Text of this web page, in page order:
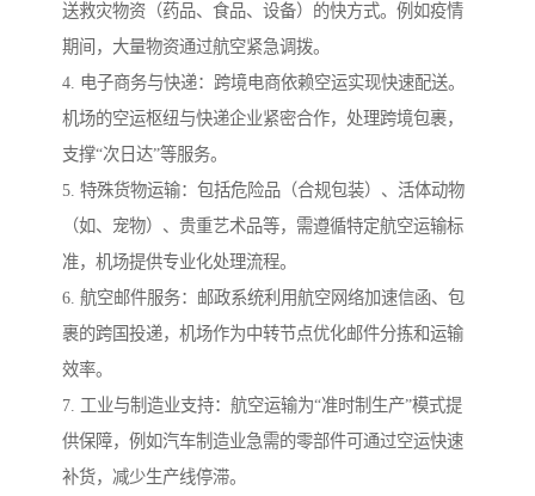
送救灾物资（药品、食品、设备）的快方式。例如疫情
期间，大量物资通过航空紧急调拨。
4. 电子商务与快递：跨境电商依赖空运实现快速配送。
机场的空运枢纽与快递企业紧密合作，处理跨境包裹，
支撑“次日达”等服务。
5. 特殊货物运输：包括危险品（合规包装）、活体动物
（如、宠物）、贵重艺术品等，需遵循特定航空运输标
准，机场提供专业化处理流程。
6. 航空邮件服务：邮政系统利用航空网络加速信函、包
裹的跨国投递，机场作为中转节点优化邮件分拣和运输
效率。
7. 工业与制造业支持：航空运输为“准时制生产”模式提
供保障，例如汽车制造业急需的零部件可通过空运快速
补货，减少生产线停滞。